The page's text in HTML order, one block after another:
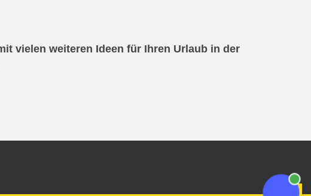
vielen weiteren Ideen für Ihren Urlaub in der